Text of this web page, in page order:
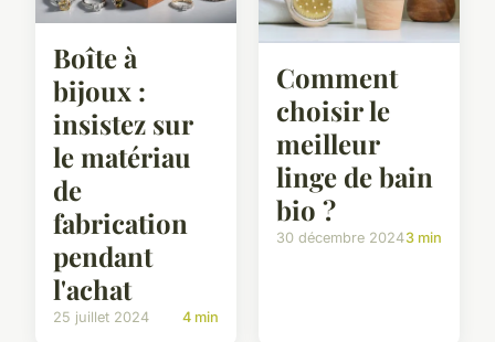
Boîte à
bijoux :
insistez sur
le matériau
de
fabrication
pendant
l'achat
25 juillet 2024 4 min
Comment
choisir le
meilleur
linge de bain
bio ?
30 décembre 20243 min